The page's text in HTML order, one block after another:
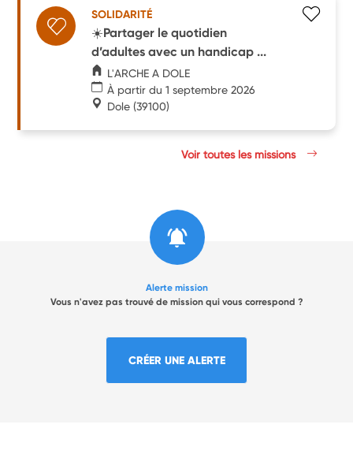
SOLIDARITÉ
☀️Partager le quotidien
d’adultes avec un handicap ...
L'ARCHE A DOLE
À partir du 1 septembre 2026
Dole (39100)
Voir toutes les missions
Alerte mission
Vous n'avez pas trouvé de mission qui vous correspond ?
CRÉER UNE ALERTE